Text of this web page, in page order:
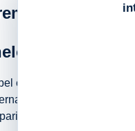
para piernas
Nabel?
es un producto
Esta crema está
de piel de